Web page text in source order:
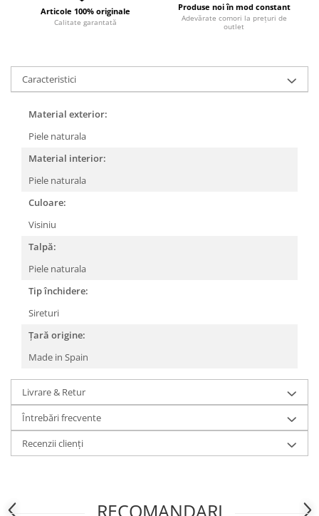
Articole 100% originale
Calitate garantată
Produse noi în mod constant
Adevărate comori la prețuri de
outlet
Caracteristici
Material exterior:
Piele naturala
Material interior:
Piele naturala
Culoare:
Visiniu
Talpă:
Piele naturala
Tip închidere:
Sireturi
Țară origine:
Made in Spain
Livrare & Retur
Întrebări frecvente
Recenzii clienți
RECOMANDARI